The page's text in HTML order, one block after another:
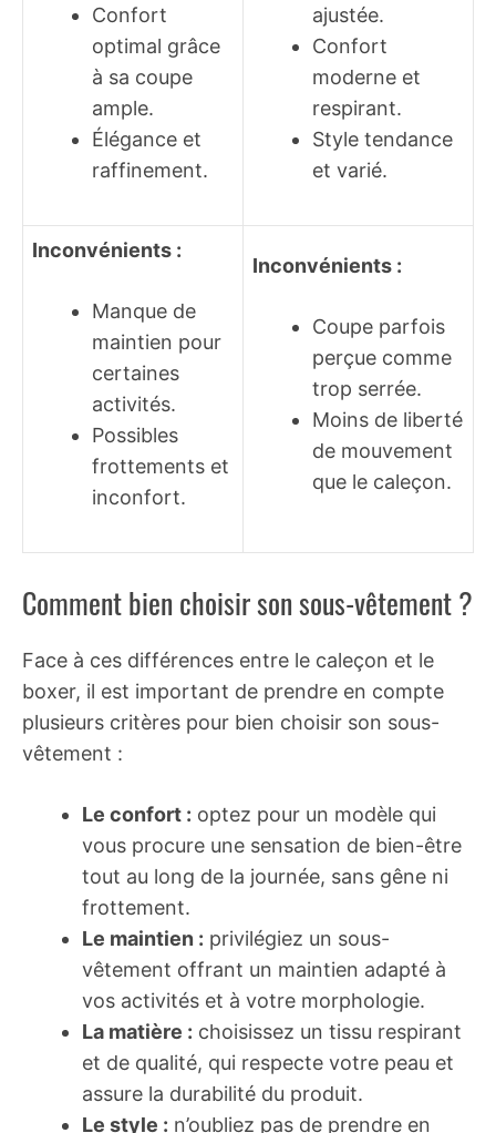
Confort
optimal grâce
à sa coupe
ample.
Élégance et
raffinement.
ajustée.
Confort
moderne et
respirant.
Style tendance
et varié.
Inconvénients :
Manque de
maintien pour
certaines
activités.
Possibles
frottements et
inconfort.
Inconvénients :
Coupe parfois
perçue comme
trop serrée.
Moins de liberté
de mouvement
que le caleçon.
Comment bien choisir son sous-vêtement ?
Face à ces différences entre le caleçon et le
boxer, il est important de prendre en compte
plusieurs critères pour bien choisir son sous-
vêtement :
Le confort : optez pour un modèle qui
vous procure une sensation de bien-être
tout au long de la journée, sans gêne ni
frottement.
Le maintien : privilégiez un sous-
vêtement offrant un maintien adapté à
vos activités et à votre morphologie.
La matière : choisissez un tissu respirant
et de qualité, qui respecte votre peau et
assure la durabilité du produit.
Le style : n’oubliez pas de prendre en